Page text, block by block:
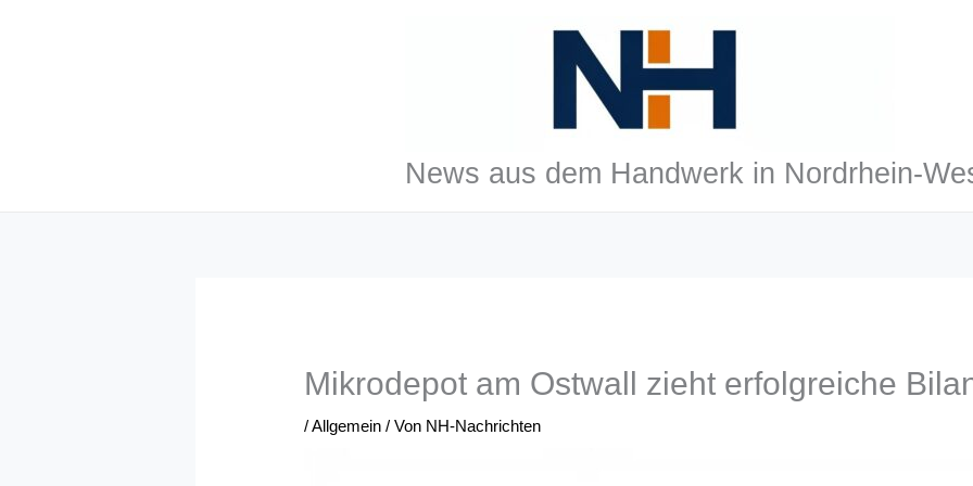
News aus dem Handwerk in Nordrhein-
Mikrodepot am Ostwall zieht erfolgreiche
/Allgemein / Von NH-Nachrichten